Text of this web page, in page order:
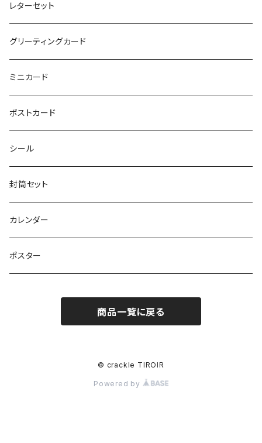
レターセット
グリーティングカード
ミニカード
ポストカード
シール
封筒セット
カレンダー
ポスター
商品一覧に戻る
© crackle TIROIR
Powered by